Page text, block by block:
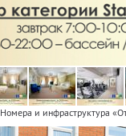
Номера и инфраструктура